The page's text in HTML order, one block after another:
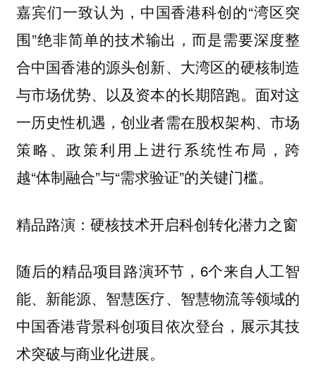
嘉宾们一致认为，中国香港科创的“湾区突
围”绝非简单的技术输出，而是需要深度整
合中国香港的源头创新、大湾区的硬核制造
与市场优势、以及资本的长期陪跑。面对这
一历史性机遇，创业者需在股权架构、市场
策略、政策利用上进行系统性布局，跨
越“体制融合”与“需求验证”的关键门槛。
精品路演：硬核技术开启科创转化潜力之窗
随后的精品项目路演环节，6个来自人工智
能、新能源、智慧医疗、智慧物流等领域的
中国香港背景科创项目依次登台，展示其技
术突破与商业化进展。